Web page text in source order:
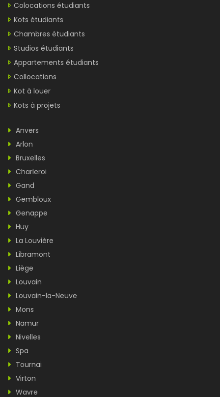
Colocations étudiants
Kots étudiants
Chambres étudiants
Studios étudiants
Appartements étudiants
Collocations
Kot à louer
Kots à projets
Anvers
Arlon
Bruxelles
Charleroi
Gand
Gembloux
Genappe
Huy
La Louvière
Libramont
Liège
Louvain
Louvain-la-Neuve
Mons
Namur
Nivelles
Spa
Tournai
Virton
Wavre